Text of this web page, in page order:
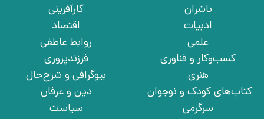
ناشران
ادبیات
علمی
کسب‌وکار و فناوری
هنری
کتاب‌های کودک و نوجوان
سرگرمی
کارآفرینی
اقتصاد
روابط عاطفی
فرزندپروری
بیوگرافی و شرح‌حال
دین و عرفان
سیاست